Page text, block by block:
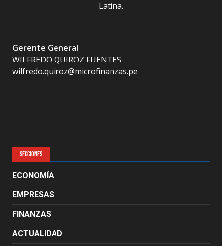
Latina.
Gerente General
WILFREDO QUIROZ FUENTES
wilfredo.quiroz@microfinanzas.pe
SECCIONES
ECONOMÍA
EMPRESAS
FINANZAS
ACTUALIDAD